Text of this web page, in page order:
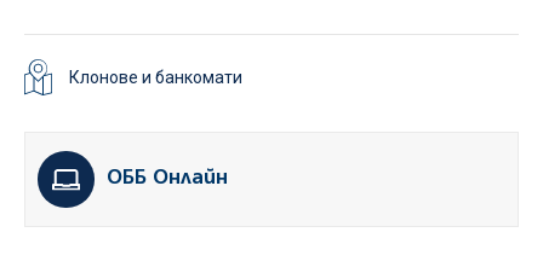
Клонове и банкомати
ОББ Онлайн